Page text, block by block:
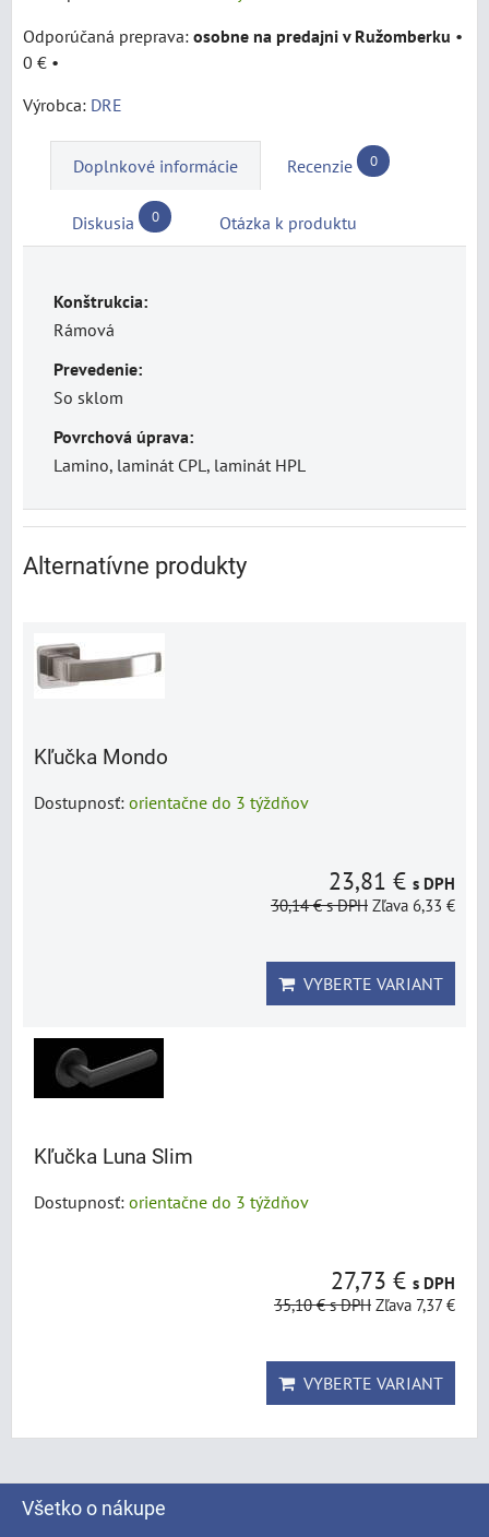
osobne na predajni v Ružomberku •
0 € •
Výrobca: DRE
Doplnkové informácie Recenzie 0
Diskusia 0 Otázka k produktu
Konštrukcia:
Rámová
Prevedenie:
So sklom
Povrchová úprava:
Lamino, laminát CPL, laminát HPL
Alternatívne produkty
Kľučka Mondo
Dostupnosť: orientačne do 3 týždňov
23,81 € s DPH
30,14 €s DPH Zľava 6,33 €
VYBERTE VARIANT
Kľučka Luna Slim
Dostupnosť: orientačne do 3 týždňov
27,73 € s DPH
35,10 €s DPH Zľava 7,37 €
VYBERTE VARIANT
Všetko o nákupe